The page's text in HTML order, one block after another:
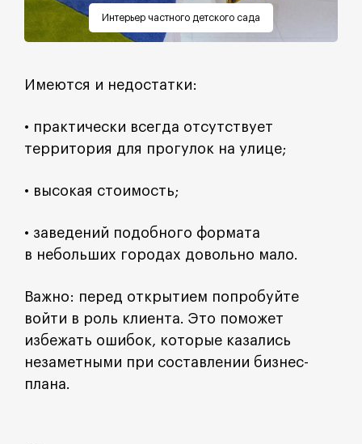
Интерьер частного детского сада
Имеются и недостатки:
• практически всегда отсутствует
территория для прогулок на улице;
• высокая стоимость;
• заведений подобного формата
в небольших городах довольно мало.
Важно: перед открытием попробуйте
войти в роль клиента. Это поможет
избежать ошибок, которые казались
незаметными при составлении бизнес-
плана.